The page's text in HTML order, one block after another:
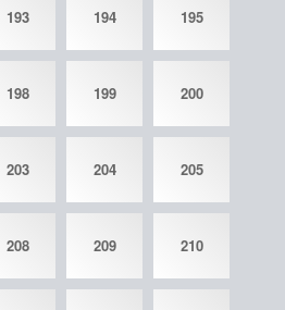
193 194 195
198 199 200
203 204 205
208 209 210